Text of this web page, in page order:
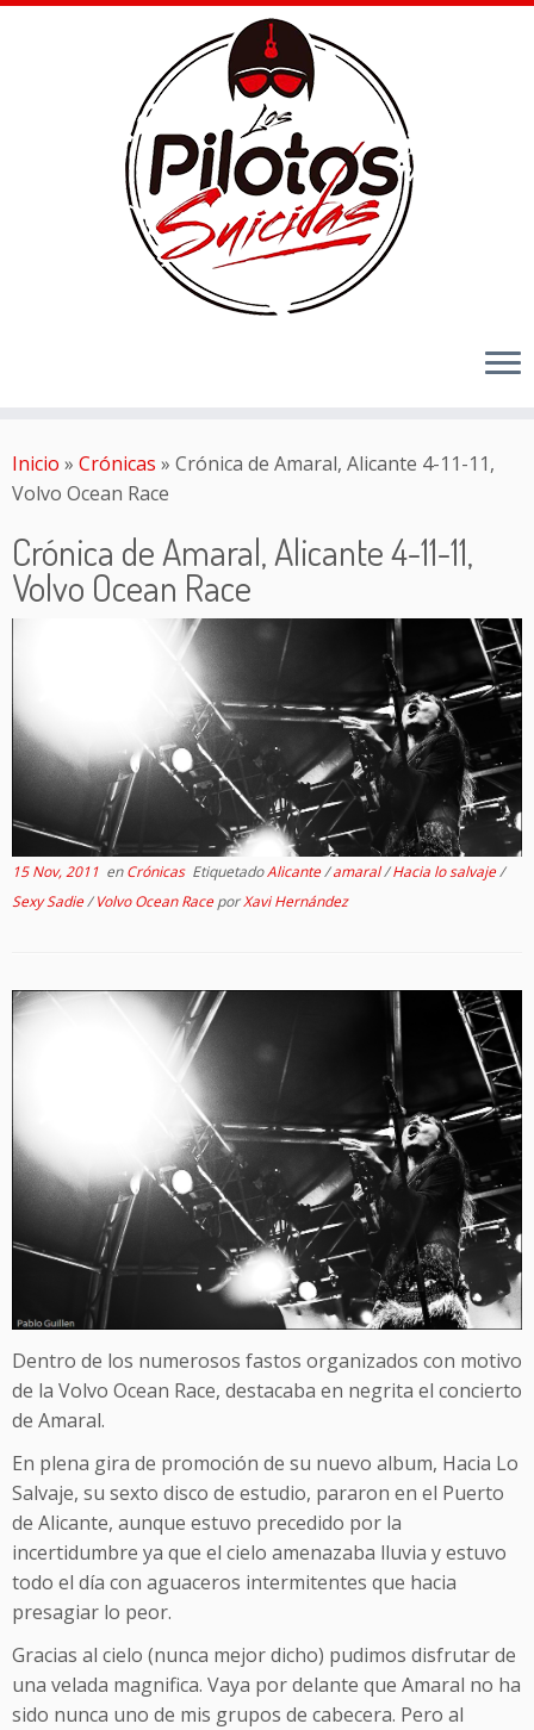
Inicio » Crónicas » Crónica de Amaral, Alicante 4-11-11,
Volvo Ocean Race
Crónica de Amaral, Alicante 4-11-11,
Volvo Ocean Race
15 Nov, 2011 enCrónicas EtiquetadoAlicante/amaral/Hacia lo salvaje/
Sexy Sadie/Volvo Ocean RaceporXavi Hernández
Dentro de los numerosos fastos organizados con motivo
de la Volvo Ocean Race, destacaba en negrita el concierto
de Amaral.
En plena gira de promoción de su nuevo album, Hacia Lo
Salvaje, su sexto disco de estudio, pararon en el Puerto
de Alicante, aunque estuvo precedido por la
incertidumbre ya que el cielo amenazaba lluvia y estuvo
todo el día con aguaceros intermitentes que hacia
presagiar lo peor.
Gracias al cielo (nunca mejor dicho) pudimos disfrutar de
una velada magnifica. Vaya por delante que Amaral no ha
sido nunca uno de mis grupos de cabecera. Pero al